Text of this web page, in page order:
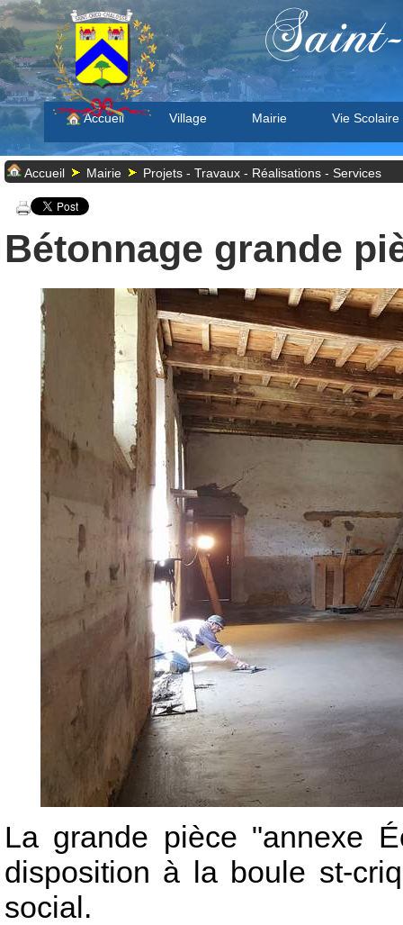
Accueil Village Mairie Vie Scolaire
Accueil Mairie Projets - Travaux - Réalisations - Services
Bétonnage grande
La grande pièce "annexe
disposition à la boule st-
social.